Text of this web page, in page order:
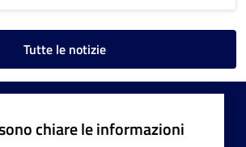
Tutte le notizie
chiare le informazioni